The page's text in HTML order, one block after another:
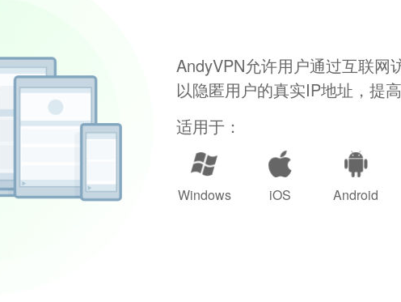
AndyVPN允许用户通过互联网
以隐匿用户的真实IP地址，提
适用于：
Windows iOS Android